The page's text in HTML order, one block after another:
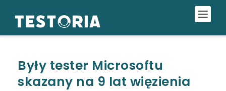
Były tester Microsoftu
skazany na 9 lat więzienia